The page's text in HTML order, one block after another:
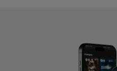
Taekwondo